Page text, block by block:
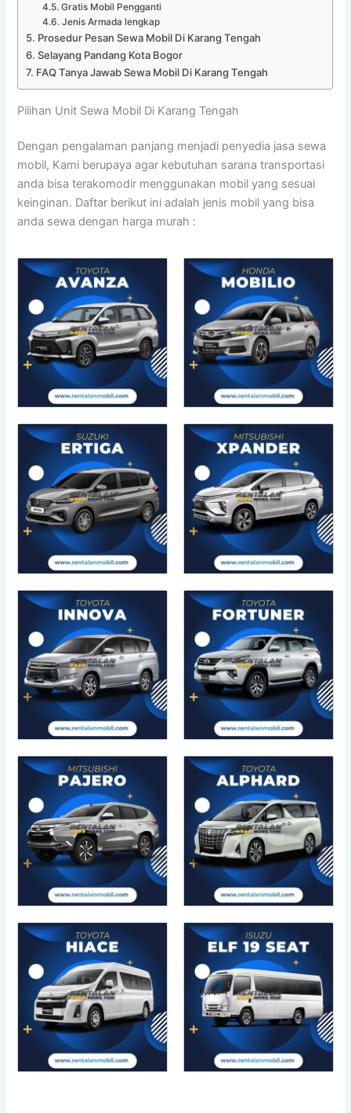
Gratis Mobil Pengganti
Jenis Armada lengkap
Prosedur Pesan Sewa Mobil Di Karang Tengah
Selayang Pandang Kota Bogor
FAQ Tanya Jawab Sewa Mobil Di Karang Tengah
Pilihan Unit Sewa Mobil Di Karang Tengah
Dengan pengalaman panjang menjadi penyedia jasa sewa
mobil, Kami berupaya agar kebutuhan sarana transportasi
anda bisa terakomodir menggunakan mobil yang sesuai
keinginan. Daftar berikut ini adalah jenis mobil yang bisa
anda sewa dengan harga murah :